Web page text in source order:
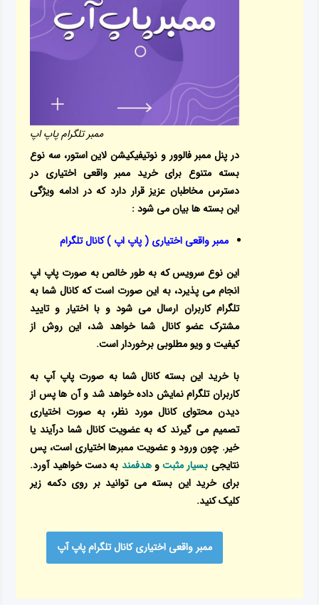
ممبر تلگرام پاپ اپ
در پنل ممبر فالوور و نوتیفیکیشن لاین استور، سه نوع
بسته متنوع برای خرید ممبر واقعی اختیاری در
دسترس مخاطبان عزیز قرار دارد که در ادامه ویژگی
این بسته ها بیان می شود :
ممبر واقعی اختیاری ( پاپ اپ ) کانال تلگرام
این نوع سرویس که به طور خالص به صورت پاپ اپ
انجام می پذیرد، به این صورت است که کانال شما به
تلگرام کاربران ارسال می شود و با اختیار و تایید
مشترک عضو کانال شما خواهد شد، این روش از
کیفیت و ویو مطلوبی برخوردار است.
با خرید این بسته کانال شما به صورت پاپ آپ به
کاربران تلگرام نمایش داده خواهد شد و آن ها پس از
دیدن محتوای کانال مورد نظر، به صورت اختیاری
تصمیم می گیرند که به عضویت کانال شما درآیند یا
خیر. چون ورود و عضویت ممبرها اختیاری است، پس
نتایجی بسیار مثبتوهدفمند به دست خواهید آورد.
برای خرید این بسته می توانید بر روی دکمه زیر
کلیک کنید.
ممبر واقعی اختیاری کانال تلگرام پاپ آپ